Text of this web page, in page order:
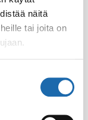
näitä
tai joita on